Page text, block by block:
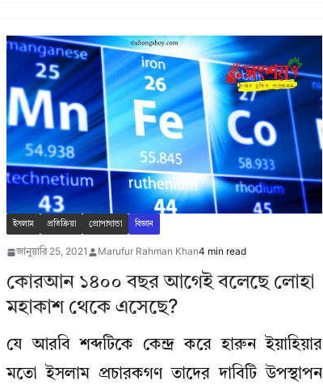
ইসলাম প্রতিক্রিয়া প্রোপাগান্ডা বিজ্ঞান
জানুয়ারি 25, 2021 Marufur Rahman Khan4 min read
কোরআন ১৪০০ বছর আগেই বলেছে লোহা
মহাকাশ থেকে এসেছে?
যে আরবি শব্দটিকে কেন্দ্র করে হারুন ইয়াহিয়ার
মতো ইসলাম প্রচারকগণ তাদের দাবিটি উপস্থাপন